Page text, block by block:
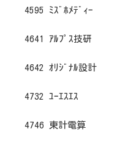
4595 ﾐｽﾞﾎﾒﾃﾞｨｰ
4641 ｱﾙﾌﾟｽ技研
4642 ｵﾘｼﾞﾅﾙ設計
4732 ﾕｰｴｽｴｽ
4746 東計電算